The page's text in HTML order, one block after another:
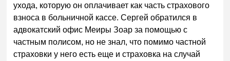
ухода, которую он оплачивает как часть страхового
взноса в больничной кассе. Сергей обратился в
адвокатский офис Меиры Зоар за помощью с
частным полисом, но не знал, что помимо частной
страховки у него есть еще и страховка на случай